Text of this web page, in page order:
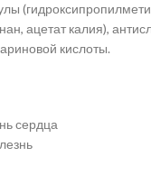
ацетат калия),
кислоты.
сердца